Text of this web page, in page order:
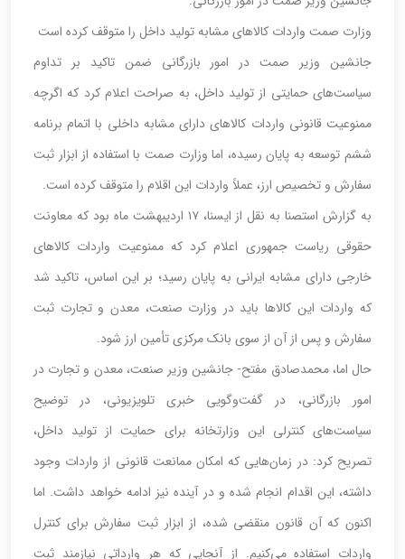
وزارت صمت واردات کالاهای مشابه تولید داخل را متوقف کرده است
جانشین وزیر صمت در امور بازرگانی ضمن تاکید بر تداوم
سیاست‌های حمایتی از تولید داخل، به صراحت اعلام کرد که اگرچه
ممنوعیت قانونی واردات کالاهای دارای مشابه داخلی با اتمام برنامه
ششم توسعه به پایان رسیده، اما وزارت صمت با استفاده از ابزار ثبت
سفارش و تخصیص ارز، عملاً واردات این اقلام را متوقف کرده است.
به گزارش استصنا به نقل از ایسنا، ١٧ اردیبهشت ماه بود که معاونت
حقوقی ریاست جمهوری اعلام کرد که ممنوعیت واردات کالاهای
خارجی دارای مشابه ایرانی به پایان رسید؛ بر این اساس، تاکید شد
که واردات این کالاها باید در وزارت صنعت، معدن و تجارت ثبت
سفارش و پس از آن از سوی بانک مرکزی تأمین ارز شود.
حال اما، محمدصادق مفتح- جانشین وزیر صنعت، معدن و تجارت در
امور بازرگانی، در گفت‌وگویی خبری تلویزیونی، در توضیح
سیاست‌های کنترلی این وزارتخانه برای حمایت از تولید داخل،
تصریح کرد: در زمان‌هایی که امکان ممانعت قانونی از واردات وجود
داشته، این اقدام انجام شده و در آینده نیز ادامه خواهد داشت. اما
اکنون که آن قانون منقضی شده، از ابزار ثبت سفارش برای کنترل
واردات استفاده می‌کنیم. از آنجایی که هر وارداتی نیازمند ثبت